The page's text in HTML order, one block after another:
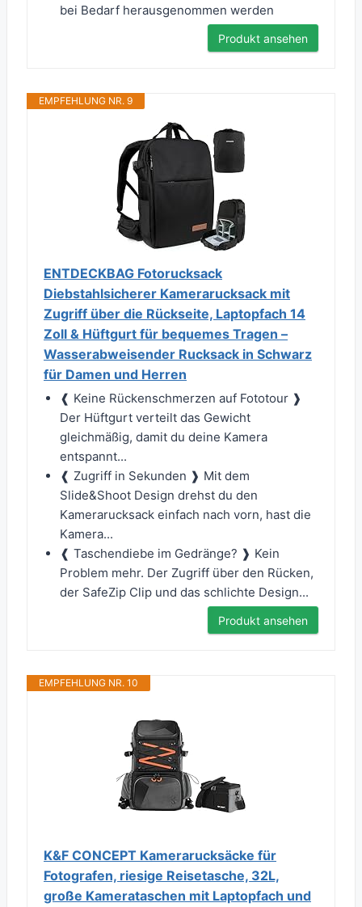
bei Bedarf herausgenommen werden
Produkt ansehen
EMPFEHLUNG NR. 9
ENTDECKBAG Fotorucksack
Diebstahlsicherer Kamerarucksack mit
Zugriff über die Rückseite, Laptopfach 14
Zoll & Hüftgurt für bequemes Tragen –
Wasserabweisender Rucksack in Schwarz
für Damen und Herren
❰ Keine Rückenschmerzen auf Fototour ❱
Der Hüftgurt verteilt das Gewicht
gleichmäßig, damit du deine Kamera
entspannt...
❰ Zugriff in Sekunden ❱ Mit dem
Slide&Shoot Design drehst du den
Kamerarucksack einfach nach vorn, hast die
Kamera...
❰ Taschendiebe im Gedränge? ❱ Kein
Problem mehr. Der Zugriff über den Rücken,
der SafeZip Clip und das schlichte Design...
Produkt ansehen
EMPFEHLUNG NR. 10
K&F CONCEPT Kamerarucksäcke für
Fotografen, riesige Reisetasche, 32L,
große Kamerataschen mit Laptopfach und